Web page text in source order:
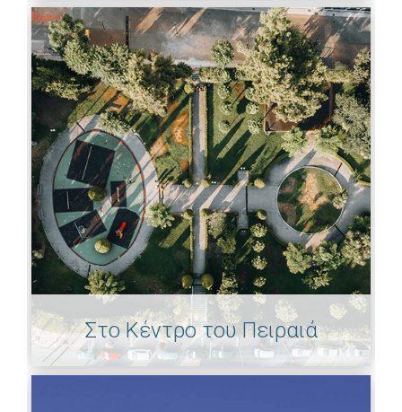
Στο Κέντρο του Πειραιά